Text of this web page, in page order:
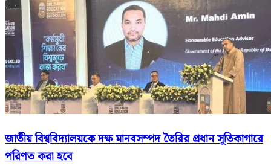
জাতীয় বিশ্ববিদ্যালয়কে দক্ষ মানবসম্পদ তৈরির প্রধান সূতিকাগারে
পরিণত করা হবে